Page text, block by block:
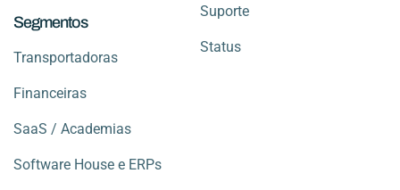
Suporte
Status
Segmentos
Transportadoras
Financeiras
SaaS / Academias
Software House e ERPs